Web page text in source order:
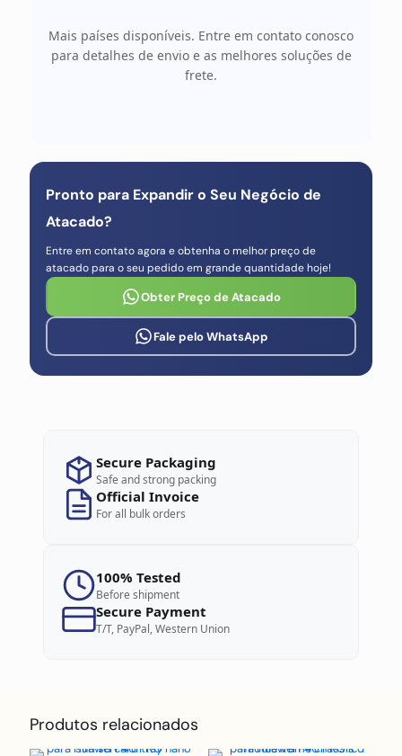
Mais países disponíveis. Entre em contato conosco
para detalhes de envio e as melhores soluções de
frete.
Pronto para Expandir o Seu Negócio de
Atacado?
Entre em contato agora e obtenha o melhor preço de
atacado para o seu pedido em grande quantidade hoje!
Obter Preço de Atacado
Fale pelo WhatsApp
Secure Packaging
Safe and strong packing
Official Invoice
For all bulk orders
100% Tested
Before shipment
Secure Payment
T/T, PayPal, Western Union
Produtos relacionados